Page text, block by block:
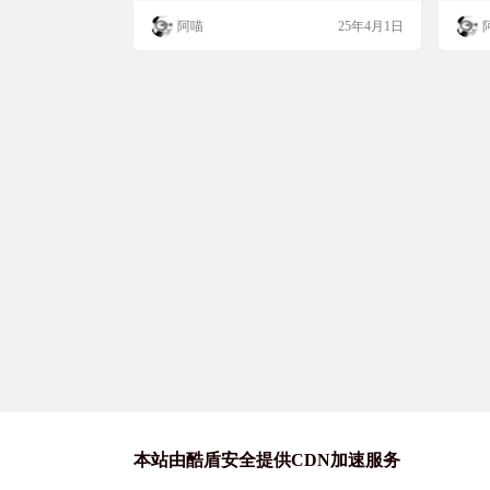
器，快速设置管理你电脑的DNS服务器，选
择最佳网络DNS 软件截图 软件特色 现代化
阿喵 25年4月1日
本站由酷盾安全提供CDN加速服务